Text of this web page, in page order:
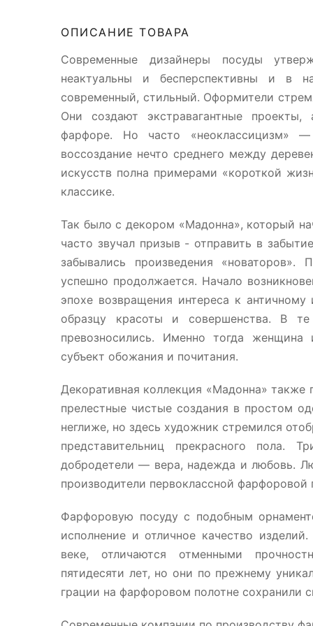
ОПИСАНИЕ ТОВАРА
Современные дизайнеры посуды
неактуальны и бесперспективны и в
современный, стильный. Оформители
Они создают экстравагантные
фарфоре. Но часто «неоклассицизм»
воссоздание нечто среднего между
искусств полна примерами «короткой
классике.
Так было с декором «Мадонна», который
часто звучал призыв - отправить в
забывались произведения
успешно продолжается. Начало
эпохе возвращения интереса к античному
образцу красоты и совершенства. В
превозносились. Именно тогда женщина
субъект обожания и почитания.
Декоративная коллекция «Мадонна»
прелестные чистые создания в простом
неглиже, но здесь художник стремился
представительниц прекрасного пола.
добродетели — вера, надежда и любовь.
производители первоклассной
Фарфоровую посуду с подобным
исполнение и отличное качество
веке, отличаются отменными
пятидесяти лет, но они по прежнему
грации на фарфоровом полотне сохранили